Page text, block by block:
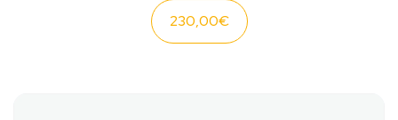
230,00€